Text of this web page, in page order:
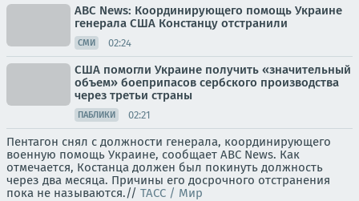
ABC News: Координирующего помощь Украине
генерала США Констанцу отстранили
СМИ 02:24
США помогли Украине получить «значительный
объем» боеприпасов сербского производства
через третьи страны
ПАБЛИКИ 02:21
Пентагон снял с должности генерала, координирующего
военную помощь Украине, сообщает ABC News. Как
отмечается, Костанца должен был покинуть должность
через два месяца. Причины его досрочного отстранения
пока не называются.// ТАСС / Мир